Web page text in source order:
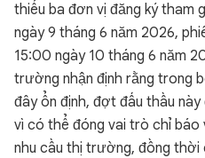
thiểu ba đơn vị đăng ký tham
ngày 9 tháng 6 năm 2026,
15:00 ngày 10 tháng 6 năm
trường nhận định rằng trong
đây ổn định, đợt đấu thầu
vì có thể đóng vai trò chỉ báo
nhu cầu thị trường, đồng thời